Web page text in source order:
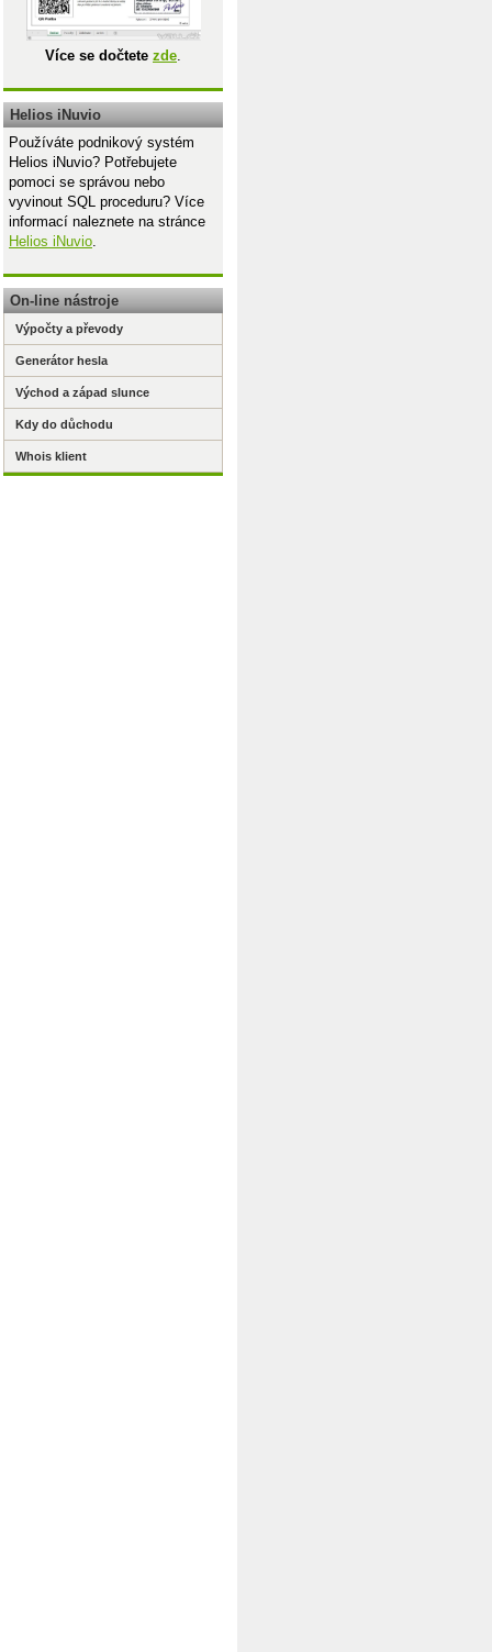
Více se dočtete zde.
Helios iNuvio
Používáte podnikový systém
Helios iNuvio? Potřebujete
pomoci se správou nebo
vyvinout SQL proceduru? Více
informací naleznete na stránce
Helios iNuvio.
On-line nástroje
Výpočty a převody
Generátor hesla
Východ a západ slunce
Kdy do důchodu
Whois klient